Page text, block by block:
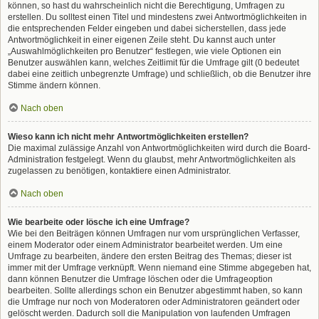
können, so hast du wahrscheinlich nicht die Berechtigung, Umfragen zu
erstellen. Du solltest einen Titel und mindestens zwei Antwortmöglichkeiten in
die entsprechenden Felder eingeben und dabei sicherstellen, dass jede
Antwortmöglichkeit in einer eigenen Zeile steht. Du kannst auch unter
„Auswahlmöglichkeiten pro Benutzer“ festlegen, wie viele Optionen ein
Benutzer auswählen kann, welches Zeitlimit für die Umfrage gilt (0 bedeutet
dabei eine zeitlich unbegrenzte Umfrage) und schließlich, ob die Benutzer ihre
Stimme ändern können.
Nach oben
Wieso kann ich nicht mehr Antwortmöglichkeiten erstellen?
Die maximal zulässige Anzahl von Antwortmöglichkeiten wird durch die Board-
Administration festgelegt. Wenn du glaubst, mehr Antwortmöglichkeiten als
zugelassen zu benötigen, kontaktiere einen Administrator.
Nach oben
Wie bearbeite oder lösche ich eine Umfrage?
Wie bei den Beiträgen können Umfragen nur vom ursprünglichen Verfasser,
einem Moderator oder einem Administrator bearbeitet werden. Um eine
Umfrage zu bearbeiten, ändere den ersten Beitrag des Themas; dieser ist
immer mit der Umfrage verknüpft. Wenn niemand eine Stimme abgegeben hat,
dann können Benutzer die Umfrage löschen oder die Umfrageoption
bearbeiten. Sollte allerdings schon ein Benutzer abgestimmt haben, so kann
die Umfrage nur noch von Moderatoren oder Administratoren geändert oder
gelöscht werden. Dadurch soll die Manipulation von laufenden Umfragen